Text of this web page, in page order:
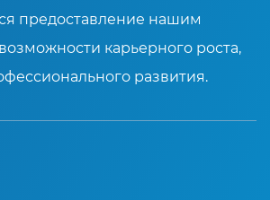
предоставление нашим
карьерного роста,
развития.